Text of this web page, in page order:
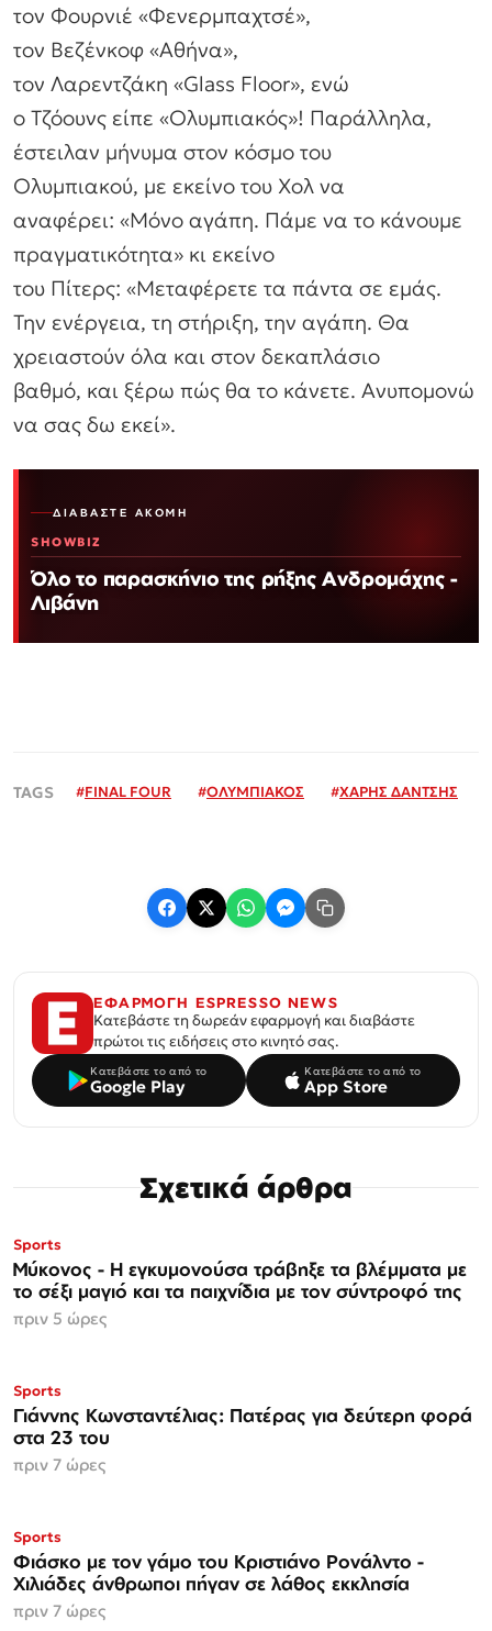
τον Φουρνιέ «Φενερμπαχτσέ»,
τον Βεζένκοφ «Αθήνα»,
τον Λαρεντζάκη «Glass Floor», ενώ
ο Τζόουνς είπε «Ολυμπιακός»! Παράλληλα,
έστειλαν μήνυμα στον κόσμο του
Ολυμπιακού, με εκείνο του Χολ να
αναφέρει: «Μόνο αγάπη. Πάμε να το κάνουμε
πραγματικότητα» κι εκείνο
του Πίτερς: «Μεταφέρετε τα πάντα σε εμάς.
Την ενέργεια, τη στήριξη, την αγάπη. Θα
χρειαστούν όλα και στον δεκαπλάσιο
βαθμό, και ξέρω πώς θα το κάνετε. Ανυπομονώ
να σας δω εκεί».
ΔΙΑΒΆΣΤΕ ΑΚΌΜΗ
SHOWBIZ
Όλο το παρασκήνιο της ρήξης Ανδρομάχης -
Λιβάνη
#FINAL FOUR #ΟΛΥΜΠΙΑΚΟΣ #ΧΑΡΗΣ ΔΑΝΤΣΗΣ
ΕΦΑΡΜΟΓΗ ESPRESSO NEWS
Κατεβάστε τη δωρεάν εφαρμογή και διαβάστε
πρώτοι τις ειδήσεις στο κινητό σας.
Κατεβάστε το από το
Google Play
Κατεβάστε το από το
App Store
Σχετικά άρθρα
Sports
Μύκονος - Η εγκυμονούσα τράβηξε τα βλέμματα με
το σέξι μαγιό και τα παιχνίδια με τον σύντροφό της
πριν 5 ώρες
Sports
Γιάννης Κωνσταντέλιας: Πατέρας για δεύτερη φορά
στα 23 του
πριν 7 ώρες
Sports
Φιάσκο με τον γάμο του Κριστιάνο Ρονάλντο -
Χιλιάδες άνθρωποι πήγαν σε λάθος εκκλησία
πριν 7 ώρες